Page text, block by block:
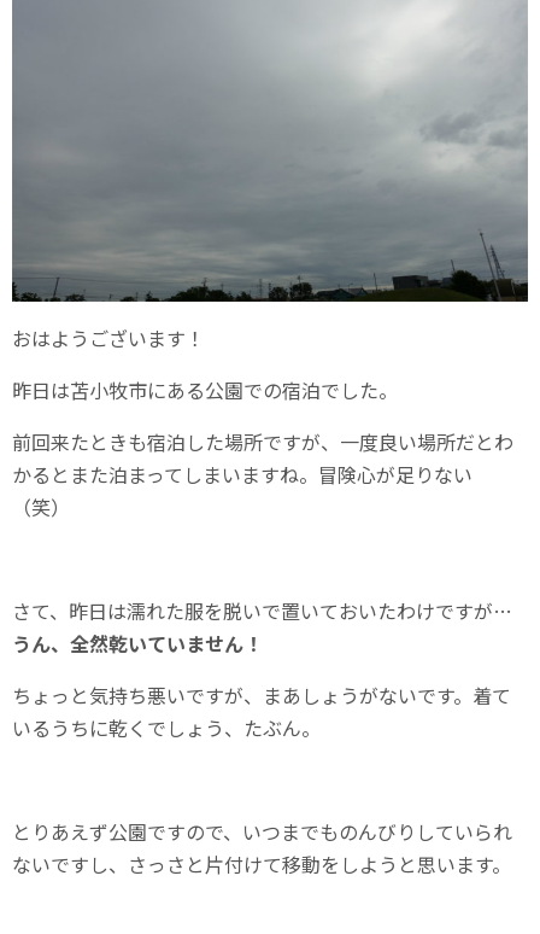
おはようございます！
昨日は苫小牧市にある公園での宿泊でした。
前回来たときも宿泊した場所ですが、一度良い場所だとわ
かるとまた泊まってしまいますね。冒険心が足りない
（笑）
さて、昨日は濡れた服を脱いで置いておいたわけですが…
うん、全然乾いていません！
ちょっと気持ち悪いですが、まあしょうがないです。着て
いるうちに乾くでしょう、たぶん。
とりあえず公園ですので、いつまでものんびりしていられ
ないですし、さっさと片付けて移動をしようと思います。